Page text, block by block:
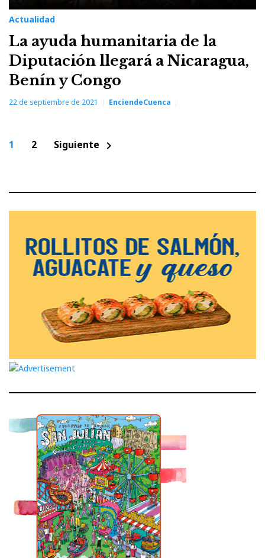
Actualidad
La ayuda humanitaria de la
Diputación llegará a Nicaragua,
Benín y Congo
22 de septiembre de 2021 EnciendeCuenca
Paginación
1 2 Siguiente chevron_right